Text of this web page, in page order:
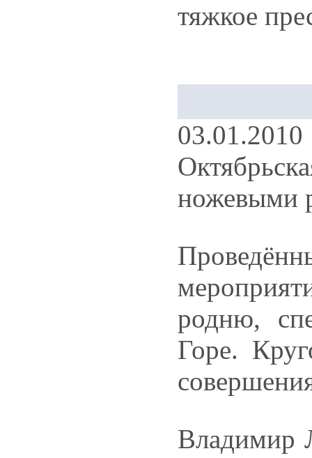
тяжкое
ножевыми
родню,
Горе.
Владимир